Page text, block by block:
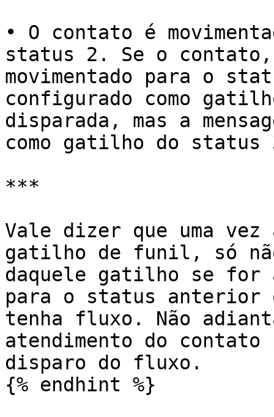
• O contato é
status 2. Se o contato,
movimentado para o
configurado como
disparada, mas a
como gatilho do status
***
Vale dizer que uma
gatilho de funil, só
daquele gatilho se
para o status anterior
tenha fluxo. Não
atendimento do
disparo do fluxo.
{% endhint %}